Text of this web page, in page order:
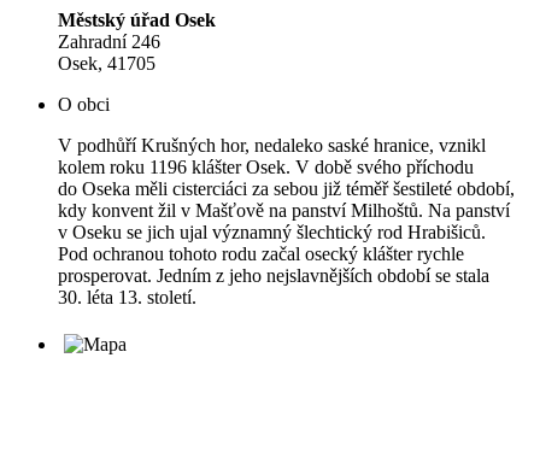
Městský úřad Osek
Zahradní 246
Osek, 41705
O obci
V podhůří Krušných hor, nedaleko saské hranice, vznikl
kolem roku 1196 klášter Osek. V době svého příchodu
do Oseka měli cisterciáci za sebou již téměř šestileté období,
kdy konvent žil v Mašťově na panství Milhoštů. Na panství
v Oseku se jich ujal významný šlechtický rod Hrabišiců.
Pod ochranou tohoto rodu začal osecký klášter rychle
prosperovat. Jedním z jeho nejslavnějších období se stala
30. léta 13. století.